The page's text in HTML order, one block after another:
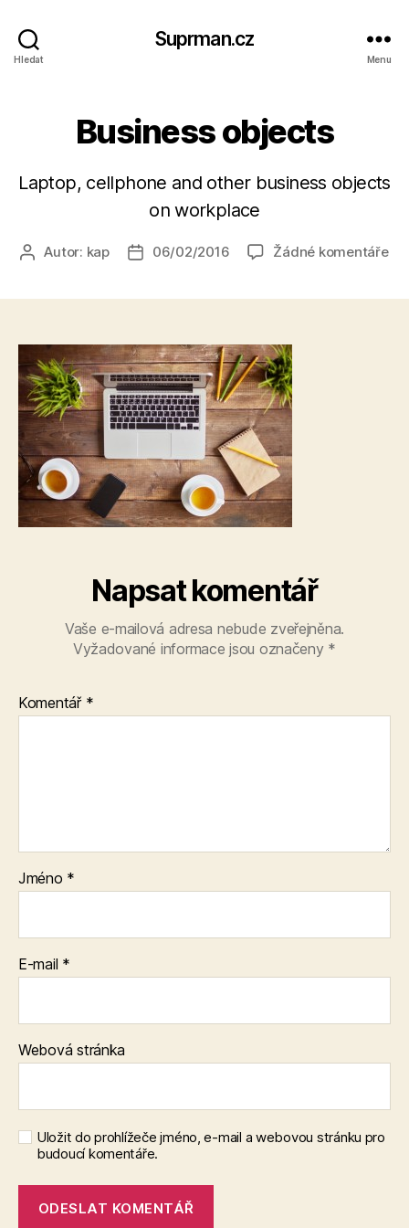
Hledat
Suprman.cz
Menu
Business objects
Laptop, cellphone and other business objects
on workplace
AutorAutor: kap
Datum
06/02/2016 Žádné komentářeu
Napsat komentář
Vaše e-mailová adresa nebude zveřejněna.
Vyžadované informace jsou označeny *
Komentář *
Jméno *
E-mail *
Webová stránka
Uložit do prohlížeče jméno, e-mail a webovou stránku pro
budoucí komentáře.